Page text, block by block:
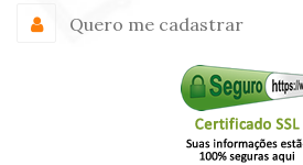
Quero me cadastrar